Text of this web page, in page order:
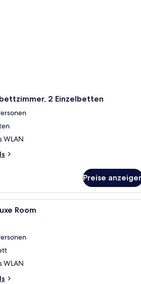
2 Einzelbetten
WLAN
Preise
Zimmersafe, Schreibtisch,
Room
WLAN